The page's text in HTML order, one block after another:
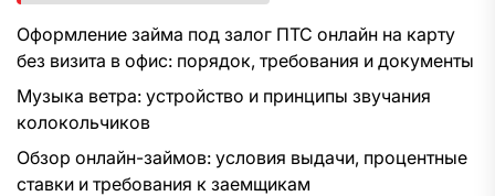
Оформление займа под залог ПТС онлайн на карту
без визита в офис: порядок, требования и документы
Музыка ветра: устройство и принципы звучания
колокольчиков
Обзор онлайн-займов: условия выдачи, процентные
ставки и требования к заемщикам